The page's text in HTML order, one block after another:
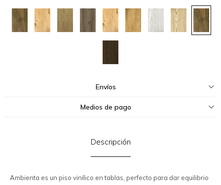
Envíos
Medios de pago
Descripción
Ambienta es un piso vinílico en tablas, perfecto para dar equilibrio